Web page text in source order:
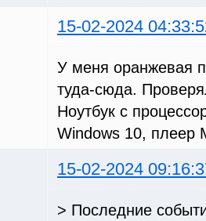
15-02-2024
У меня оранжевая
туда-сюда.
Ноутбук с
Windows 10, плеер
15-02-2024
> Последние